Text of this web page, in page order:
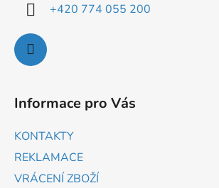
+420 774 055 200
Informace pro Vás
KONTAKTY
REKLAMACE
VRÁCENÍ ZBOŽÍ